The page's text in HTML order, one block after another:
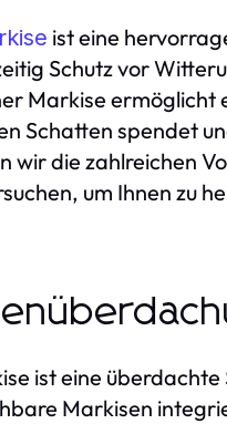
ist eine
Schutz vor
Markise ermöglicht
Schatten spendet
wir die zahlreichen
um Ihnen zu
ist eine
Markisen